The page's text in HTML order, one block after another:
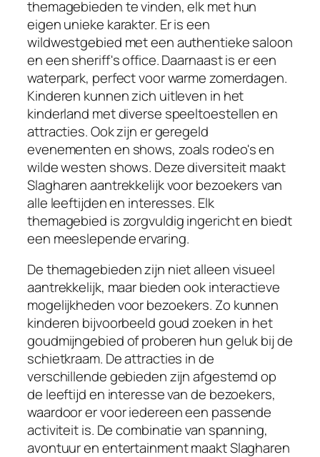
themagebieden te vinden, elk met hun
eigen unieke karakter. Er is een
wildwestgebied met een authentieke saloon
en een sheriff's office. Daarnaast is er een
waterpark, perfect voor warme zomerdagen.
Kinderen kunnen zich uitleven in het
kinderland met diverse speeltoestellen en
attracties. Ook zijn er geregeld
evenementen en shows, zoals rodeo's en
wilde westen shows. Deze diversiteit maakt
Slagharen aantrekkelijk voor bezoekers van
alle leeftijden en interesses. Elk
themagebied is zorgvuldig ingericht en biedt
een meeslepende ervaring.
De themagebieden zijn niet alleen visueel
aantrekkelijk, maar bieden ook interactieve
mogelijkheden voor bezoekers. Zo kunnen
kinderen bijvoorbeeld goud zoeken in het
goudmijngebied of proberen hun geluk bij de
schietkraam. De attracties in de
verschillende gebieden zijn afgestemd op
de leeftijd en interesse van de bezoekers,
waardoor er voor iedereen een passende
activiteit is. De combinatie van spanning,
avontuur en entertainment maakt Slagharen